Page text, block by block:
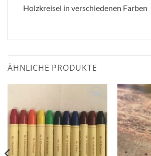
Holzkreisel in verschiedenen Farben
ÄHNLICHE PRODUKTE
Wunschzettel
hinzufügen